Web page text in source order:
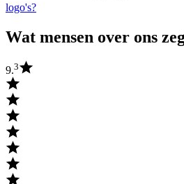
logo's?
Wat mensen over ons
9.3